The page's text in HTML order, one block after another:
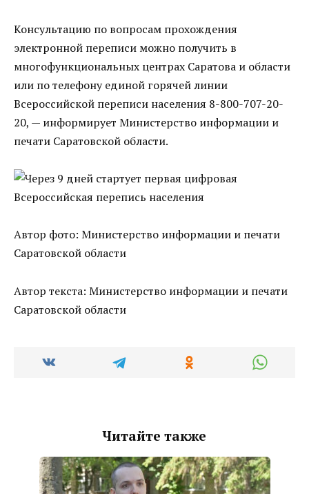
Консультацию по вопросам прохождения
электронной переписи можно получить в
многофункциональных центрах Саратова и области
или по телефону единой горячей линии
Всероссийской переписи населения 8-800-707-20-
20, — информирует Министерство информации и
печати Саратовской области.
Автор фото: Министерство информации и печати
Саратовской области
Автор текста: Министерство информации и печати
Саратовской области
Читайте также